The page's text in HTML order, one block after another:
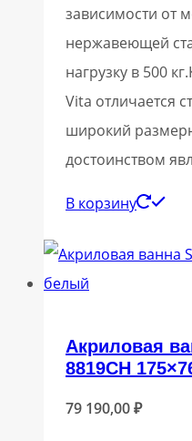
зависимости от
нержавеющей
нагрузку в 500
Vita отличается
широкий
достоинством
В корзину
Акриловая
8819CH
79 190,00₽